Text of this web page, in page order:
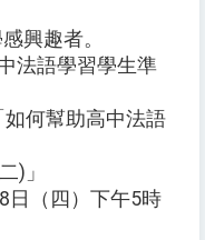
興趣者。
法語學習學生準
何幫助高中法語
)」
日（四）下午5時